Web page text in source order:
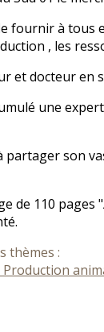
fournir à tous
, les
et docteur en
une
son
de 110
thèmes :
Production